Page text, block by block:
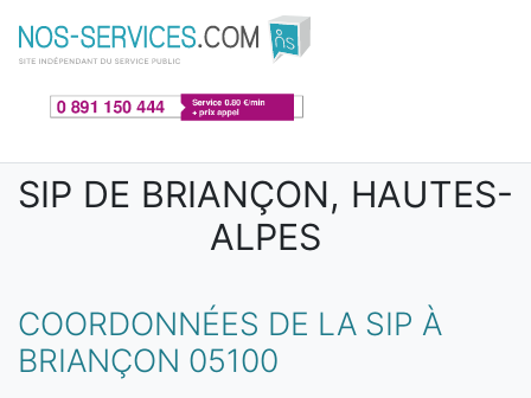
Aller au contenu principal
SIP DE BRIANÇON, HAUTES-
ALPES
COORDONNÉES DE LA SIP À
BRIANÇON 05100